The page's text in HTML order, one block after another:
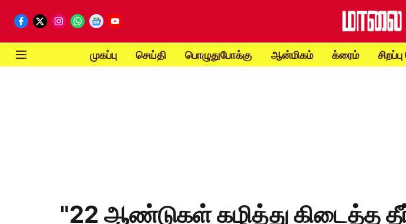
முகப்பு செய்தி பொழுதுபோக்கு ஆன்மிகம் க்ரைம்
"22 ஆண்டுகள் கழித்து கிடைத்த